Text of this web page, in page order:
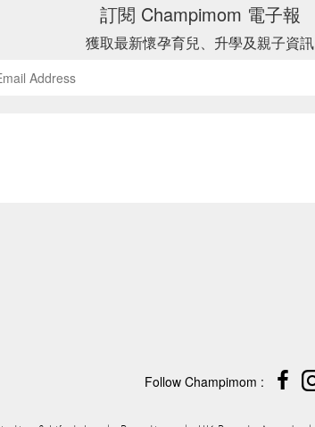
訂閱 Champimom 電子報
獲取最新懷孕育兒、升學及親子資訊
Follow Champimom :